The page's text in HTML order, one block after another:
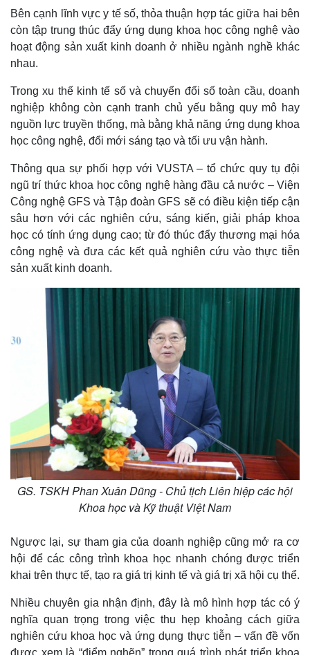
Bất động sản
Khởi nghiệp
Giá vàng
Tiêu dùng
Tỷ giá
Chứng khoán
Bên cạnh lĩnh vực y tế số, thỏa thuận hợp tác giữa hai bên
còn tập trung thúc đẩy ứng dụng khoa học công nghệ vào
hoạt động sản xuất kinh doanh ở nhiều ngành nghề khác
nhau.
Trong xu thế kinh tế số và chuyển đổi số toàn cầu, doanh
nghiệp không còn cạnh tranh chủ yếu bằng quy mô hay
nguồn lực truyền thống, mà bằng khả năng ứng dụng khoa
học công nghệ, đổi mới sáng tạo và tối ưu vận hành.
Thông qua sự phối hợp với VUSTA – tổ chức quy tụ đội
ngũ trí thức khoa học công nghệ hàng đầu cả nước – Viện
Công nghệ GFS và Tập đoàn GFS sẽ có điều kiện tiếp cận
sâu hơn với các nghiên cứu, sáng kiến, giải pháp khoa
học có tính ứng dụng cao; từ đó thúc đẩy thương mại hóa
công nghệ và đưa các kết quả nghiên cứu vào thực tiễn
sản xuất kinh doanh.
GS. TSKH Phan Xuân Dũng - Chủ tịch Liên hiệp các hội
Khoa học và Kỹ thuật Việt Nam
Ngược lại, sự tham gia của doanh nghiệp cũng mở ra cơ
hội để các công trình khoa học nhanh chóng được triển
khai trên thực tế, tạo ra giá trị kinh tế và giá trị xã hội cụ thể.
Nhiều chuyên gia nhận định, đây là mô hình hợp tác có ý
nghĩa quan trọng trong việc thu hẹp khoảng cách giữa
nghiên cứu khoa học và ứng dụng thực tiễn – vấn đề vốn